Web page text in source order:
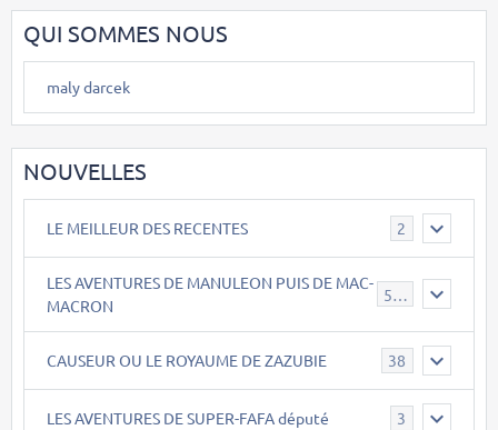
QUI SOMMES NOUS
maly darcek
NOUVELLES
LE MEILLEUR DES RECENTES 2
LES AVENTURES DE MANULEON PUIS DE MAC-
MACRON
543
CAUSEUR OU LE ROYAUME DE ZAZUBIE 38
LES AVENTURES DE SUPER-FAFA député 3